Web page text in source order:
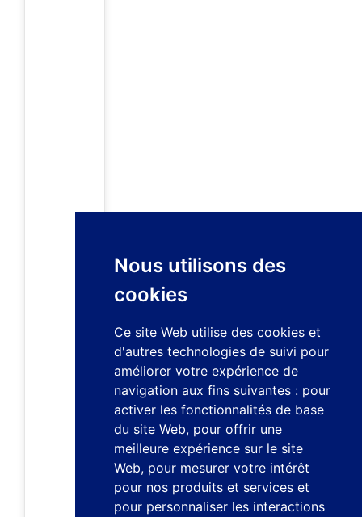
Nous utilisons des
cookies
Ce site Web utilise des cookies et
d'autres technologies de suivi pour
améliorer votre expérience de
navigation aux fins suivantes : pour
activer les fonctionnalités de base
du site Web, pour offrir une
meilleure expérience sur le site
Web, pour mesurer votre intérêt
pour nos produits et services et
pour personnaliser les interactions